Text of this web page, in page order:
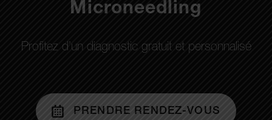
Microneedling
Profitez d’un diagnostic gratuit et personnalisé
PRENDRE RENDEZ-VOUS